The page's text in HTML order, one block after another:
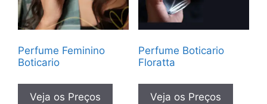
Perfume Feminino
Boticario
Veja os Preços
Perfume Boticario
Floratta
Veja os Preços